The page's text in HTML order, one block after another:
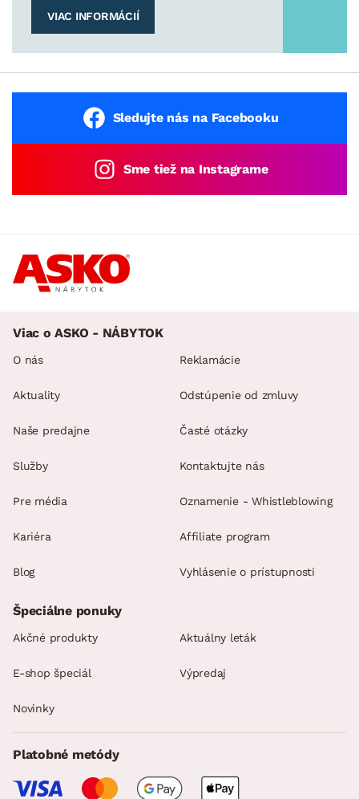
VIAC INFORMÁCIÍ
Sledujte nás na Facebooku
Sme tiež na Instagrame
Viac o ASKO - NÁBYTOK
O nás
Aktuality
Naše predajne
Služby
Pre média
Kariéra
Blog
Reklamácie
Odstúpenie od zmluvy
Časté otázky
Kontaktujte nás
Oznamenie - Whistleblowing
Affiliate program
Vyhlásenie o prístupnosti
Špeciálne ponuky
Akčné produkty Aktuálny leták
E-shop špeciál Výpredaj
Novinky
Platobné metódy